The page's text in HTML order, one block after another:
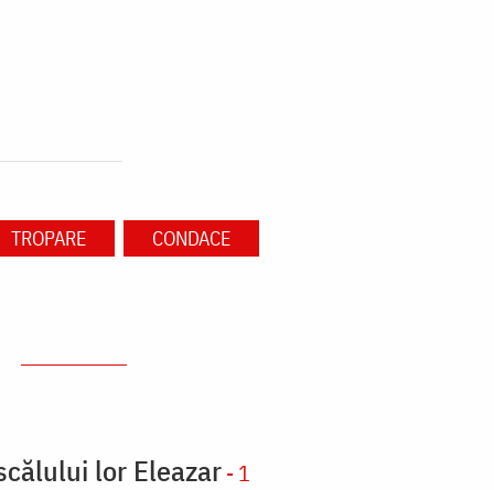
TROPARE CONDACE
lor Eleazar- 1